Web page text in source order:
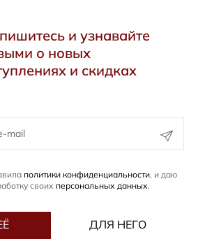
и узнавайте
о новых
и скидках
политики конфиденциальности, и даю
своих персональных данных.
ДЛЯ НЕГО